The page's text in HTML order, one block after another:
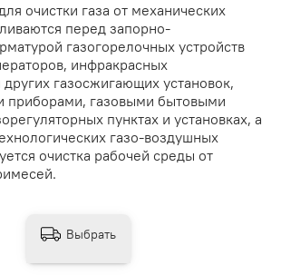
очистки газа от механических
перед запорно-
газогорелочных устройств
инфракрасных
газосжигающих установок,
приборами, газовыми бытовыми
пунктах и установках, а
газо-воздушных
очистка рабочей среды от
Выбрать